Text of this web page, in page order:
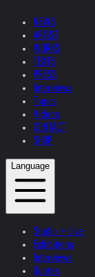
NEWS
ARTIST
WORKS
TEXTS
PRESS
Interviews
Topics
Videos
CONTACT
SHOP
Language
Studio + Live
Exhibitions
Interviews
Quotes